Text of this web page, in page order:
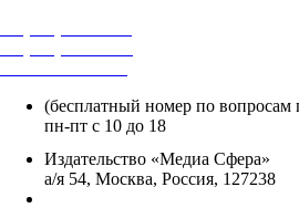
(бесплатный номер по вопросам
пн-пт с 10 до 18
Издательство «Медиа Сфера»
а/я 54, Москва, Россия, 127238